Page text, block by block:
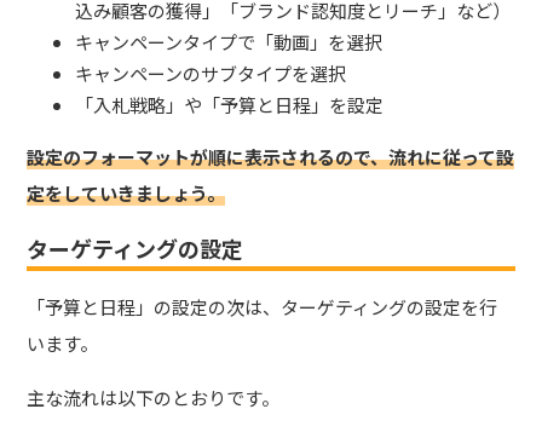
込み顧客の獲得」「ブランド認知度とリーチ」など）
キャンペーンタイプで「動画」を選択
キャンペーンのサブタイプを選択
「入札戦略」や「予算と日程」を設定
設定のフォーマットが順に表示されるので、流れに従って設
定をしていきましょう。
ターゲティングの設定
「予算と日程」の設定の次は、ターゲティングの設定を行
います。
主な流れは以下のとおりです。